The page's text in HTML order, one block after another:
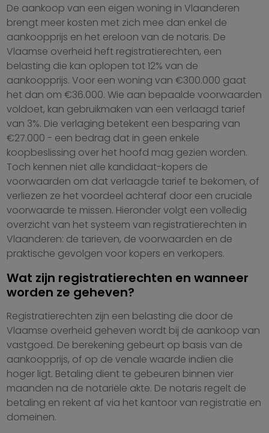
De aankoop van een eigen woning in Vlaanderen
brengt meer kosten met zich mee dan enkel de
aankoopprijs en het ereloon van de notaris. De
Vlaamse overheid heft registratierechten, een
belasting die kan oplopen tot 12% van de
aankoopprijs. Voor een woning van €300.000 gaat
het dan om €36.000. Wie aan bepaalde voorwaarden
voldoet, kan gebruikmaken van een verlaagd tarief
van 3%. Die verlaging betekent een besparing van
€27.000 - een bedrag dat in geen enkele
koopbeslissing over het hoofd mag gezien worden.
Toch kennen niet alle kandidaat-kopers de
voorwaarden om dat verlaagde tarief te bekomen, of
verliezen ze het voordeel achteraf door een cruciale
voorwaarde te missen. Hieronder volgt een volledig
overzicht van het systeem van registratierechten in
Vlaanderen: de tarieven, de voorwaarden en de
praktische gevolgen voor kopers en verkopers.
Wat zijn registratierechten en wanneer
worden ze geheven?
Registratierechten zijn een belasting die door de
Vlaamse overheid geheven wordt bij de aankoop van
vastgoed. De berekening gebeurt op basis van de
aankoopprijs, of op de venale waarde indien die
hoger ligt. Betaling dient te gebeuren binnen vier
maanden na de notariële akte. De notaris regelt de
betaling en rekent af via het kantoor van registratie en
domeinen.